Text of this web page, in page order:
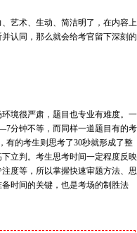
艺术、生动、简洁明了，在内容上
认同，那么就会给考官留下深刻的
境很严肃，题目也专业有难度。一
分钟不等，而同样一道题目有的考
有的考生则思考了30秒就形成了整
立判。考生思考时间一定程度反映
度等，所以掌握快速审题方法、思
时间的关键，也是考场的制胜法